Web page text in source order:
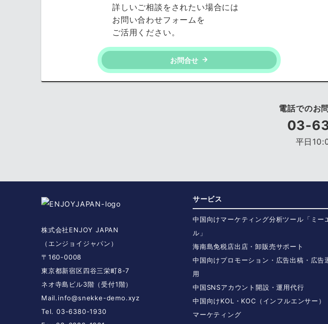
詳しいご相談をされたい場合には
お問い合わせフォームを
ご活用ください。
お問合せ
電話でのお
03-
平日
株式会社ENJOY JAPAN
（エンジョイジャパン）
〒160-0008
東京都新宿区四谷三栄町8-7
ネオ寺島ビル3階（受付1階）
Mail.info@snekke-demo.xyz
Tel. 03-6380-1930
サービス
中国向けマーケティング分析ツール「ミー
ル」
海南島免税店出店・卸販売サポート
中国向けプロモーション・広告出稿・広告
用
中国SNSアカウント開設・運用代行
中国向けKOL・KOC（インフルエンサー）
マーケティング